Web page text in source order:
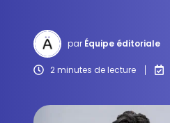
par Équipe éditoriale
2 minutes de lecture